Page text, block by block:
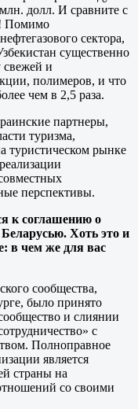
долл. И сравните с
Помимо
сектора,
существенно
свежей и
полимеров, и что
чем в 2,5 раза.
партнеры,
туризма,
туристическом рынке
перспективы.
к соглашению о
Хоть это и
в чем же для вас
сообщества,
было принято
и слиянии
с
Полноправное
является
страны на
со своими